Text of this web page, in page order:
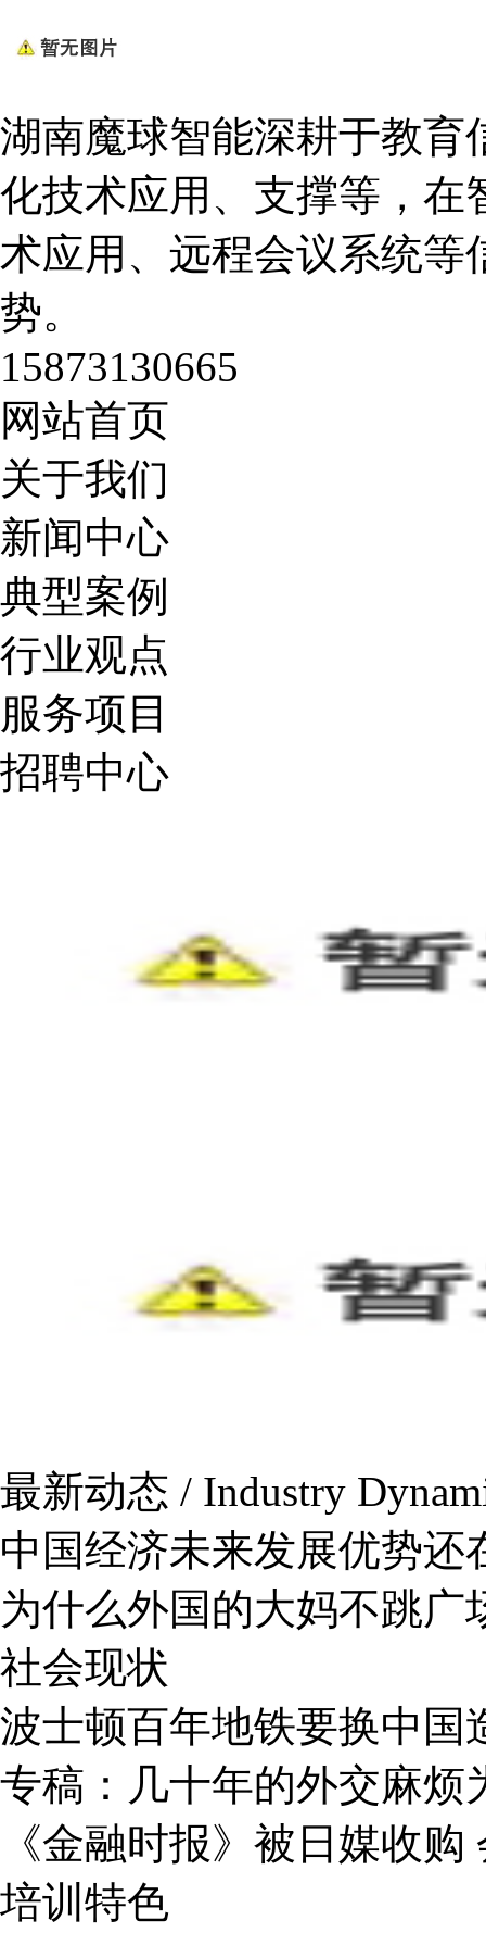
湖南魔球智能深耕于教育
化技术应用、支撑等，在
术应用、远程会议系统等
势。
15873130665
网站首页
关于我们
新闻中心
典型案例
行业观点
服务项目
招聘中心
最新动态 / Industry
中国经济未来发展优势还
为什么外国的大妈不跳广
社会现状
波士顿百年地铁要换中国
专稿：几十年的外交麻烦
《金融时报》被日媒收购
培训特色